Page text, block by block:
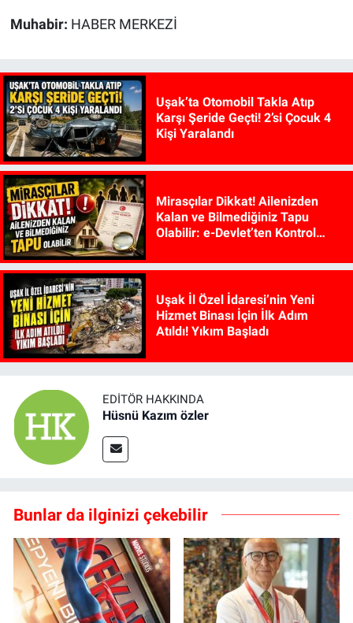
Muhabir: HABER MERKEZİ
Uşak’ta Otomobil Takla Atıp
Karşı Şeride Geçti! 2’si Çocuk 4
Kişi Yaralandı
Mirasçılar Dikkat! Ailenizden
Kalan ve Bilmediğiniz Tapu
Olabilir: e-Devlet’ten Kontrol
Uşak İl Özel İdaresi’nin Yeni
Hizmet Binası İçin İlk Adım
Atıldı! Yıkım Başladı
EDITÖR HAKKINDA
Hüsnü Kazım özler
Bunlar da ilginizi çekebilir